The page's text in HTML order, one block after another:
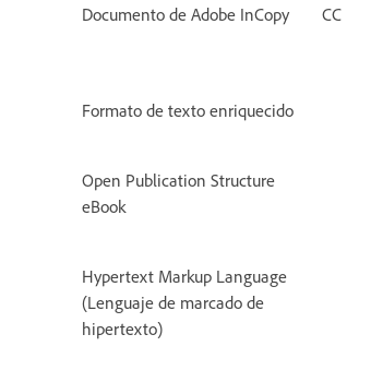
Documento de Adobe InCopy CC
Formato de texto enriquecido
Open Publication Structure
eBook
Hypertext Markup Language
(Lenguaje de marcado de
hipertexto)